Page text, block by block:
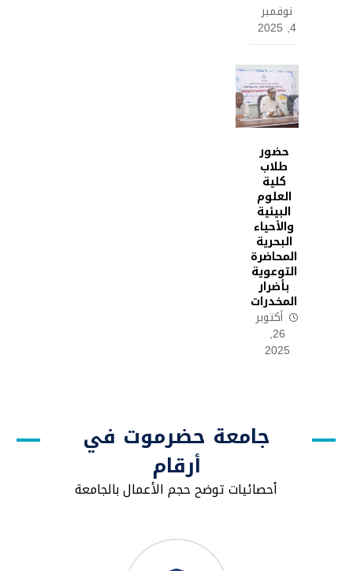
نوفمبر
4, 2025
حضور
طلاب
كلية
العلوم
البيئية
والأحياء
البحرية
المحاضرة
التوعوية
بأضرار
المخدرات
أكتوبر
26,
2025
جامعة حضرموت في
أرقام
أحصائيات توضح حجم الأعمال بالجامعة